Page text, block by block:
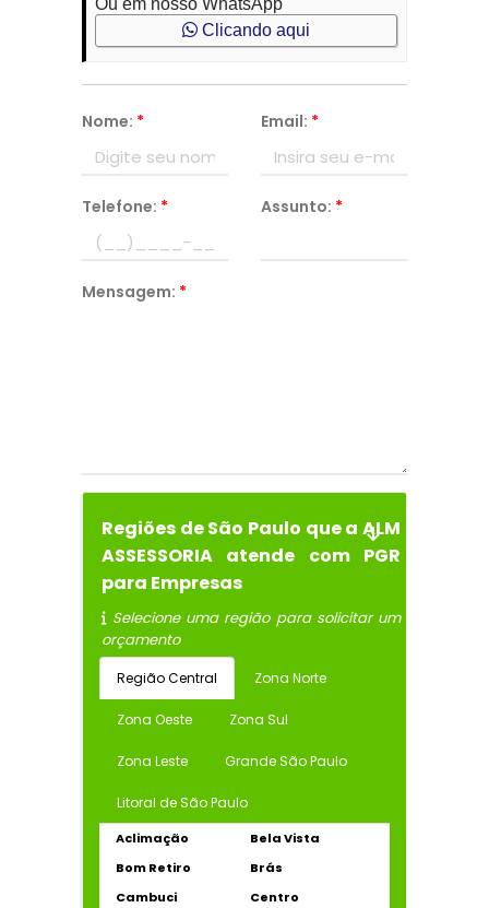
Ou em nosso WhatsApp
Clicando aqui
Nome: * Email: *
Telefone: * Assunto: *
Mensagem: *
Regiões de São Paulo que a ALM
ASSESSORIA atende com PGR
para Empresas
Selecione uma região para solicitar um
orçamento
Região Central Zona Norte
Zona Oeste Zona Sul
Zona Leste Grande São Paulo
Litoral de São Paulo
Aclimação
Bela Vista
Bom Retiro
Brás
Cambuci
Centro